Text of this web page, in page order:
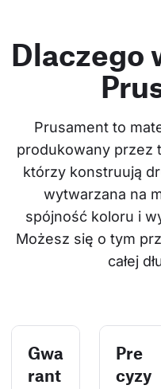
Dlaczego
Prusament to
produkowany przez
którzy konstruują
wytwarzana na
spójność koloru i
Możesz się o tym
całej
Gwa
rant
Pre
cyzy